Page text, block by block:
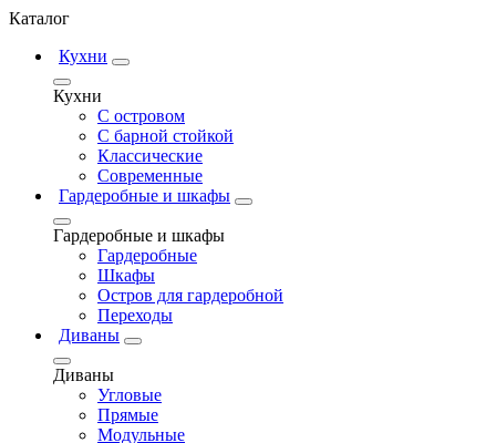
Каталог
Кухни
Кухни
С островом
С барной стойкой
Классические
Современные
Гардеробные и шкафы
Гардеробные и шкафы
Гардеробные
Шкафы
Остров для гардеробной
Переходы
Диваны
Диваны
Угловые
Прямые
Модульные